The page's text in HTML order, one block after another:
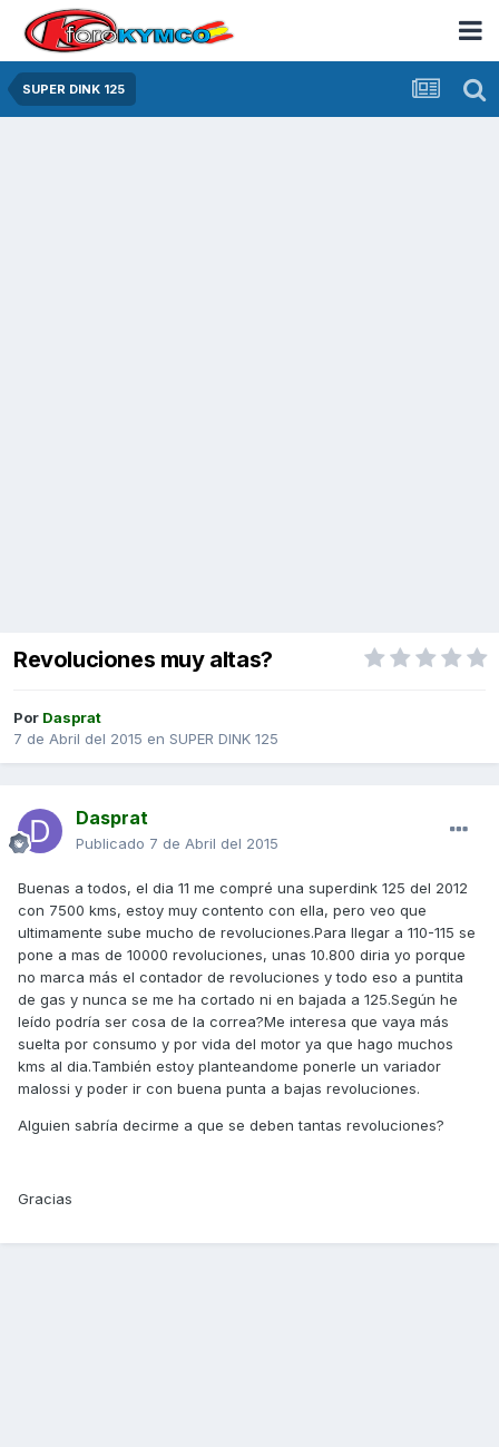
SUPER DINK 125
Revoluciones muy altas?
Por Dasprat
7 de Abril del 2015 en SUPER DINK 125
Dasprat
Publicado 7 de Abril del 2015
Buenas a todos, el dia 11 me compré una superdink 125 del 2012
con 7500 kms, estoy muy contento con ella, pero veo que
ultimamente sube mucho de revoluciones.Para llegar a 110-115 se
pone a mas de 10000 revoluciones, unas 10.800 diria yo porque
no marca más el contador de revoluciones y todo eso a puntita
de gas y nunca se me ha cortado ni en bajada a 125.Según he
leído podría ser cosa de la correa?Me interesa que vaya más
suelta por consumo y por vida del motor ya que hago muchos
kms al dia.También estoy planteandome ponerle un variador
malossi y poder ir con buena punta a bajas revoluciones.
Alguien sabría decirme a que se deben tantas revoluciones?
Gracias